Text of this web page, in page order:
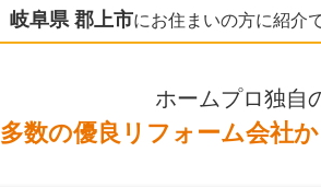
岐阜県 郡上市にお住まいの方に紹介
ホームプロ独自
多数の優良リフォーム会社